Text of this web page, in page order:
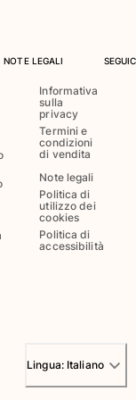
NOTE LEGALI
Informativa
sulla
privacy
Termini e
condizioni
di vendita
Note legali
Politica di
utilizzo dei
cookies
Politica di
accessibilità
Lingua: Italiano